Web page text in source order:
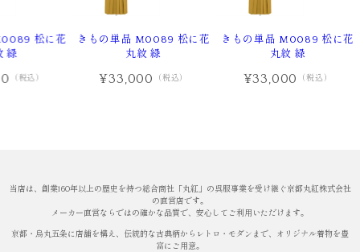
松に花
緑
（税込）
きもの単品 M0089 松に花
丸紋 緑
¥33,000 （税込）
きもの単品 M0089 松に花
丸紋 緑
¥33,000 （税込）
当店は、創業160年以上の歴史を持つ総合商社「丸紅」の呉服事業を受け継ぐ京都丸紅株式会社
の直営店です。
メーカー直営ならではの確かな品質で、安心してご利用いただけます。
京都・烏丸五条に店舗を構え、伝統的な古典柄からレトロ・モダンまで、オリジナル着物を豊
富にご用意。